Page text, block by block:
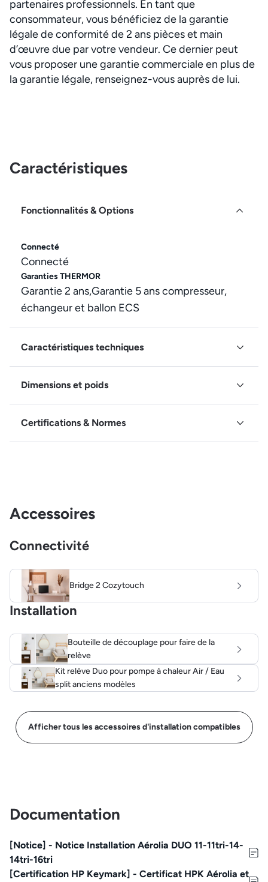
partenaires professionnels. En tant que
consommateur, vous bénéficiez de la garantie
légale de conformité de 2 ans pièces et main
d’œuvre due par votre vendeur. Ce dernier peut
vous proposer une garantie commerciale en plus de
la garantie légale, renseignez-vous auprès de lui.
Caractéristiques
Fonctionnalités & Options
Connecté
Connecté
Garanties THERMOR
Garantie 2 ans,Garantie 5 ans compresseur,
échangeur et ballon ECS
Caractéristiques techniques
Dimensions et poids
Certifications & Normes
Accessoires
Connectivité
Bridge 2 Cozytouch
Installation
Bouteille de découplage pour faire de la
relève
Kit relève Duo pour pompe à chaleur Air / Eau
split anciens modèles
Afficher tous les accessoires d'installation compatibles
Documentation
[Notice] - Notice Installation Aérolia DUO 11-11tri-14-
14tri-16tri
[Certification HP Keymark] - Certificat HPK Aérolia et